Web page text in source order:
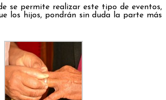
se permite realizar este tipo de eventos,
los hijos, pondrán sin duda la parte más